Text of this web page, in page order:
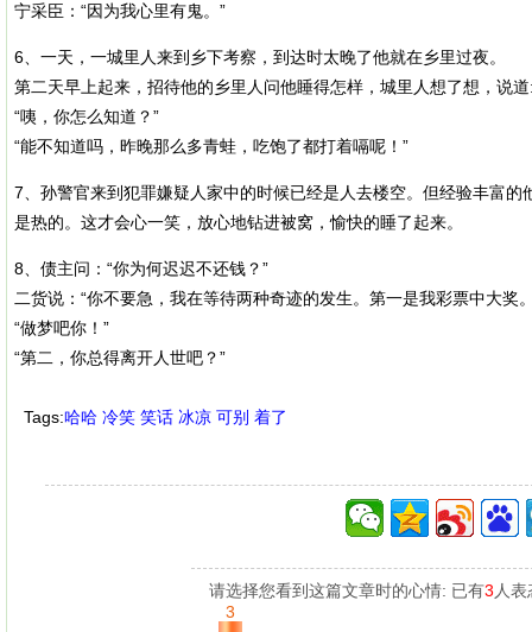
宁采臣：“因为我心里有鬼。”
6、一天，一城里人来到乡下考察，到达时太晚了他就在乡里过夜。
第二天早上起来，招待他的乡里人问他睡得怎样，城里人想了想，说
“咦，你怎么知道？”
“能不知道吗，昨晚那么多青蛙，吃饱了都打着嗝呢！”
7、孙警官来到犯罪嫌疑人家中的时候已经是人去楼空。但经验丰富
是热的。这才会心一笑，放心地钻进被窝，愉快的睡了起来。
8、债主问：“你为何迟迟不还钱？”
二货说：“你不要急，我在等待两种奇迹的发生。第一是我彩票中大奖
“做梦吧你！”
“第二，你总得离开人世吧？”
Tags:哈哈 冷笑 笑话 冰凉 可别 着了
请选择您看到这篇文章时的心情: 已有3 人
3